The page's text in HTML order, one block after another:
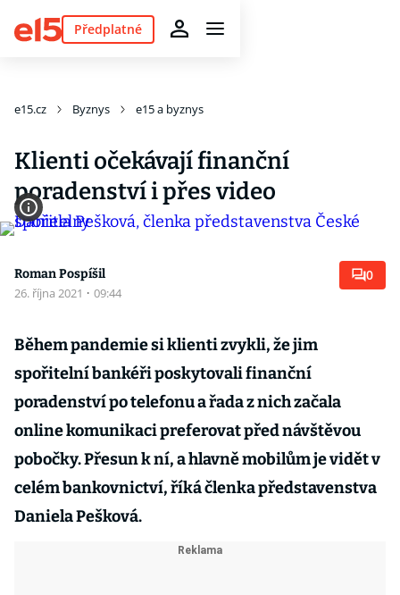
Předplatné
e15.cz Byznys e15 a byznys
Klienti očekávají finanční
poradenství i přes video
Roman Pospíšil
26. října 2021 · 09:44
0
Během pandemie si klienti zvykli, že jim
spořitelní bankéři poskytovali finanční
poradenství po telefonu a řada z nich začala
online komunikaci preferovat před návštěvou
pobočky. Přesun k ní, a hlavně mobilům je vidět v
celém bankovnictví, říká členka představenstva
Daniela Pešková.